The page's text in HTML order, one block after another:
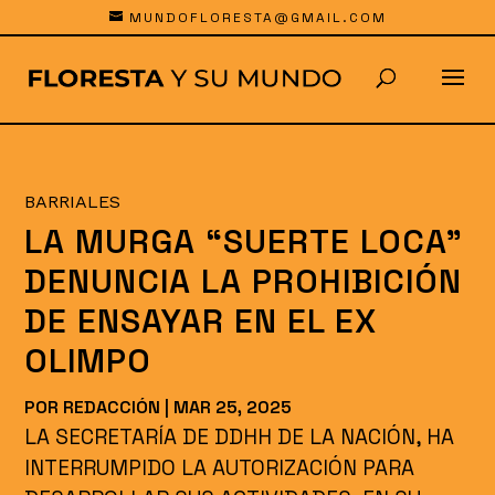
MUNDOFLORESTA@GMAIL.COM
BARRIALES
LA MURGA “SUERTE LOCA”
DENUNCIA LA PROHIBICIÓN
DE ENSAYAR EN EL EX
OLIMPO
POR REDACCIÓN MAR 25, 2025
LA SECRETARÍA DE DDHH DE LA NACIÓN, HA
INTERRUMPIDO LA AUTORIZACIÓN PARA